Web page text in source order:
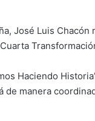
José Luis
Haciendo
de manera